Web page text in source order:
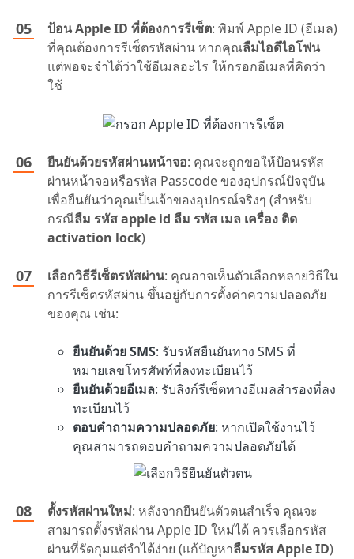
ป้อน Apple ID ที่ต้องการรีเซ็ต: พิมพ์ Apple ID (อีเมล)
ที่คุณต้องการรีเซ็ตรหัสผ่าน หากคุณลืมไอดีไอโฟน
แต่พอจะจำได้ว่าใช้อีเมลอะไร ให้กรอกอีเมลที่คิดว่า
ใช้
ยืนยันด้วยรหัสผ่านหน้าจอ: คุณจะถูกขอให้ป้อนรหัส
ผ่านหน้าจอหรือรหัส Passcode ของอุปกรณ์ปัจจุบัน
เพื่อยืนยันว่าคุณเป็นเจ้าของอุปกรณ์จริงๆ (สำหรับ
กรณีลืม รหัส apple id ลืม รหัส เมล เครื่อง ติด
activation lock)
เลือกวิธีรีเซ็ตรหัสผ่าน: คุณอาจเห็นตัวเลือกหลายวิธีใน
การรีเซ็ตรหัสผ่าน ขึ้นอยู่กับการตั้งค่าความปลอดภัย
ของคุณ เช่น:
ยืนยันด้วย SMS: รับรหัสยืนยันทาง SMS ที่
หมายเลขโทรศัพท์ที่ลงทะเบียนไว้
ยืนยันด้วยอีเมล: รับลิงก์รีเซ็ตทางอีเมลสำรองที่ลง
ทะเบียนไว้
ตอบคำถามความปลอดภัย: หากเปิดใช้งานไว้
คุณสามารถตอบคำถามความปลอดภัยได้
ตั้งรหัสผ่านใหม่: หลังจากยืนยันตัวตนสำเร็จ คุณจะ
สามารถตั้งรหัสผ่าน Apple ID ใหม่ได้ ควรเลือกรหัส
ผ่านที่รัดกุมแต่จำได้ง่าย (แก้ปัญหาลืมรหัส Apple ID)